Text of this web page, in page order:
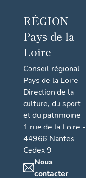
RÉGION
Pays de la
Loire
Conseil régional
Pays de la Loire
Direction de la
culture, du sport
et du patrimoine
1 rue de la Loire -
44966 Nantes
Cedex 9
Nous
contacter